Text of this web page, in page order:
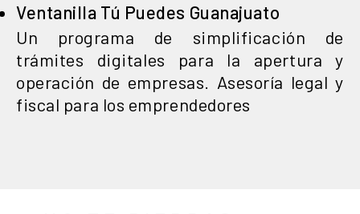
Ventanilla Tú Puedes Guanajuato
Un programa de simplificación de
trámites digitales para la apertura y
operación de empresas. Asesoría legal y
fiscal para los emprendedores